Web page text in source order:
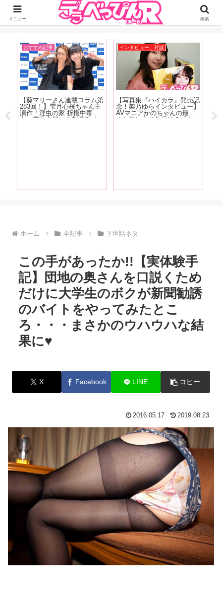
ジーオーティーが運営するちょっとHなニュースサイ。サイト内のリンクには
DMMアフィリエイトが含まれているものがあります
上
華
おすすめ記事
【葵マリーさん連載コラム第
283回！】雫月心桜ちゃん主
演作「淫虫の家 折檻中毒少
女〜雫月心桜」の劇場版 上
インタビュー、対談
【写真集『ハイカラ』発売記
念！架乃ゆらインタビュー】
AVマニアかのちゃんの最近
のお気に入り作品は？「やっ
ち
イ
ホーム 全記事 下世話ネタ
この手があったか!!【実体験手
記】団地の奥さんを口説くため
だけに大学生のボクが新聞勧誘
のバイトをやってみたとこ
ろ・・・まさかのウハウハな結
果に♥
X Facebook LINE コピー
2016.05.17 2019.08.23
メニュー 検索